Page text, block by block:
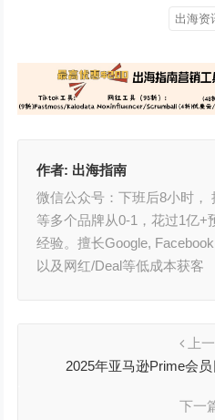
出海资
作者: 出海指南
微信公众号：下班后8小时，
等多个品牌从0-1，花过1亿+
经验。擅长Google,
以及网红/Deal等低成本获客
上
2025年亚马逊Prime会
下一